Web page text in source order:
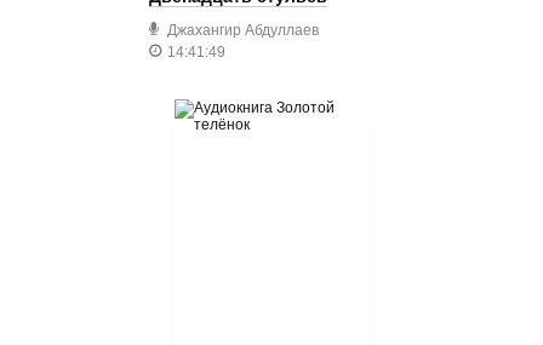
Джахангир Абдуллаев
14:41:49